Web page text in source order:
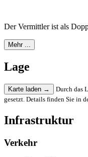
Der Vermittler ist als
Mehr ...
Lage
Karte laden →
Durch das
gesetzt. Details finden Sie in
Infrastruktur
Verkehr